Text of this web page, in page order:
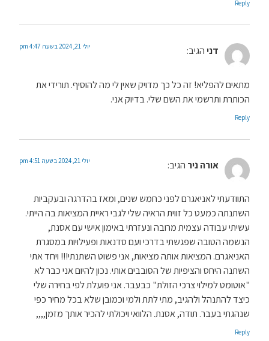
Reply
דניהגיב: יולי 21, 2024 בשעה 4:47 pm
מתאים להפליא! זה כל כך מדויק שאין לי מה להוסיף. תורידי את
הכותרת ותרשמי את השם שלי. בדיוק אני.
Reply
אורה ניר הגיב: יולי 21, 2024 בשעה 4:51 pm
התוודעתי לאניאגרם לפני כחמש שנים, ומאז בהדרגה ובעקביות
השתנתה כמעט כל זווית הראיה שלי לגבי ראיית המציאות בה הייתי.
עשיתי עבודה עצמית מרובה ונעזרתי באימון אישי עם אסנת,
הנשמה הטובה שפגשתי בדרכי ועם סדנאות ופעילויות במסגרת
האניאגרם. המציאות אותה מציאות, אני פשוט השתנתי!!! ויחד אתי
השתנה היחס והציפיות של הסובבים אותי. נכון להיום אני כבר לא
"אוטומט למילוי צרכי הזולת" כבעבר. אני פועלת לפי בחירה שלי
כיצד להתנהל ולהגיב, מתי לתת ולמי וכמובן שלא בכל מחיר כפי
שנהגתי בעבר. תודה, אסנת. הלוואי ויכולתי להכיר אותך מזמן,,,,
Reply